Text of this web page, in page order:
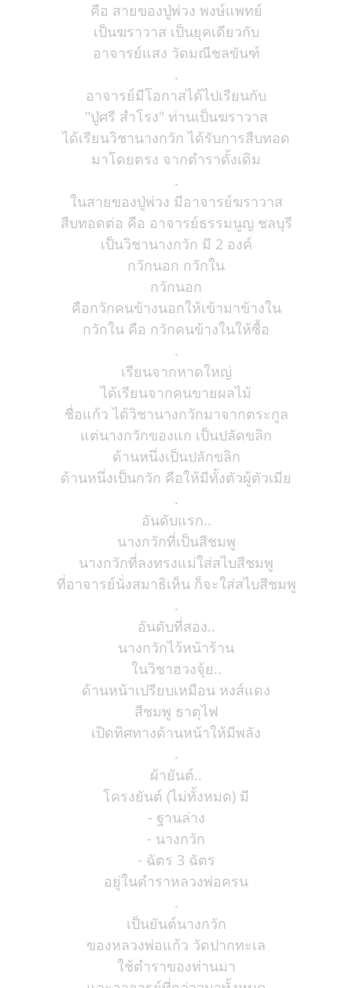
คือ สายของปู่พ่วง พงษ์แพทย์
เป็นฆราวาส เป็นยุคเดียวกับ
อาจารย์แสง วัดมณีชลขันฑ์
.
อาจารย์มีโอกาสได้ไปเรียนกับ
"ปู่ศรี สำโรง" ท่านเป็นฆราวาส
ได้เรียนวิชานางกวัก ได้รับการสืบทอด
มาโดยตรง จากตำราดั้งเดิม
.
ในสายของปู่พ่วง มีอาจารย์ฆราวาส
สืบทอดต่อ คือ อาจารย์ธรรมนูญ ชลบุรี
เป็นวิชานางกวัก มี 2 องค์
กวักนอก กวักใน
กวักนอก
คือกวักคนข้างนอกให้เข้ามาข้างใน
กวักใน คือ กวักคนข้างในให้ซื้อ
.
เรียนจากหาดใหญ่
ได้เรียนจากคนขายผลไม้
ชื่อแก้ว ได้วิชานางกวักมาจากตระกูล
แต่นางกวักของแก เป็นปลัดขลิก
ด้านหนึ่งเป็นปลักขลิก
ด้านหนึ่งเป็นกวัก คือให้มีทั้งตัวผู้ตัวเมีย
.
อันดับแรก..
นางกวักที่เป็นสีชมพู
นางกวักที่ลงทรงแม่ใส่สไบสีชมพู
ที่อาจารย์นั่งสมาธิเห็น ก็จะใส่สไบสีชมพู
.
อันดับที่สอง..
นางกวักไว้หน้าร้าน
ในวิชาฮวงจุ้ย..
ด้านหน้าเปรียบเหมือน หงส์แดง
สีชมพู ธาตุไฟ
เปิดทิศทางด้านหน้าให้มีพลัง
.
ผ้ายันต์..
โครงยันต์ (ไม่ทั้งหมด) มี
- ฐานล่าง
- นางกวัก
- ฉัตร 3 ฉัตร
อยู่ในตำราหลวงพ่อครน
.
เป็นยันต์นางกวัก
ของหลวงพ่อแก้ว วัดปากทะเล
ใช้ตำราของท่านมา